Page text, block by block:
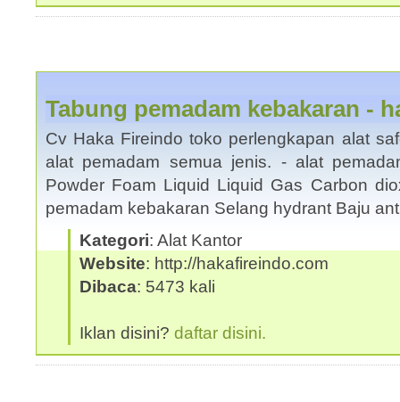
Tabung pemadam kebakaran -
Cv Haka Fireindo toko perlengkapan alat
alat pemadam semua jenis. - alat
Powder Foam Liquid Liquid Gas Carbon
pemadam kebakaran Selang hydrant Baju
Kategori: Alat Kantor
Website: http://hakafireindo.com
Dibaca: 5473 kali
Iklan disini? daftar disini.